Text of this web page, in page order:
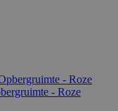
- Roze